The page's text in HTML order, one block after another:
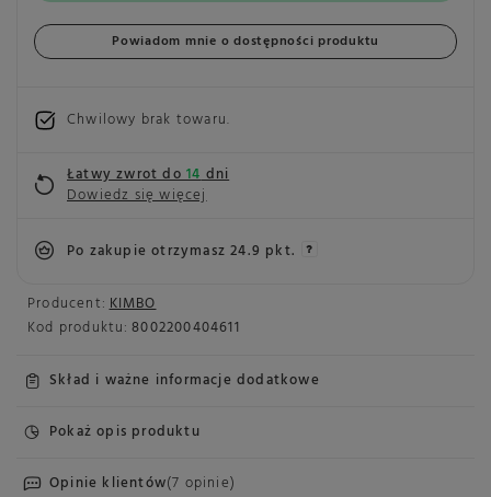
Producent: KIMBO
Kod produktu: 8002200404611
Skład i ważne informacje dodatkowe
Pokaż opis produktu
Opinie klientów(7 opinie)
Powiadom mnie o dostępności produktu
Chwilowy brak towaru
Łatwy zwrot do14dni
Dowiedz się więcej
Po zakupie otrzymasz24.9 pkt.